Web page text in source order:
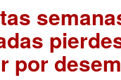
por